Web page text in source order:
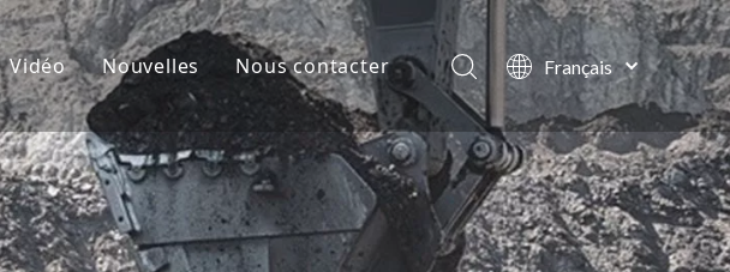
Vidéo Nouvelles
Nouvelles de la société
Projets
Nous contacter
Français
English
العربية
Pусский
Español
Português